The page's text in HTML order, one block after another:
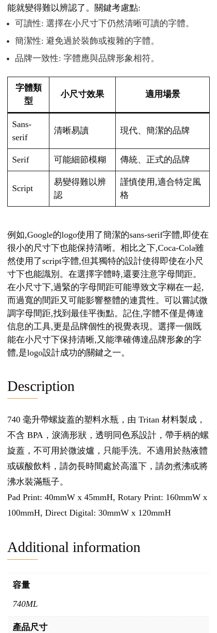
能就變得難以辨認了。關鍵考慮點:
可讀性: 選擇在小尺寸下仍然清晰可讀的字體。
簡潔性: 避免過於裝飾或複雜的字體。
品牌一致性: 字體應與品牌形象相符。
字體類
型
小尺寸效果 適用場景
Sans-
serif
清晰易讀 現代、簡潔的品牌
Serif 可能細節模糊 傳統、正式的品牌
Script
易變得難以辨
認
謹慎使用,適合特定風
格
例如,Google的logo使用了簡潔的sans-serif字體,即使在
很小的尺寸下也能保持清晰。相比之下,Coca-Cola雖
然使用了script字體,但其獨特的設計使得即使在小尺
寸下也能識別。在選擇字體時,還要注意字母間距。
在小尺寸下,過緊的字母間距可能導致文字糊在一起,
而過寬的間距又可能影響整體的連貫性。可以嘗試微
調字母間距,找到最佳平衡點。記住,字體不僅是傳達
信息的工具,更是品牌個性的視覺表現。選擇一個既
能在小尺寸下保持清晰,又能準確傳達品牌形象的字
體,是logo設計成功的關鍵之一。
Description
740 毫升帶螺旋蓋的塑料水瓶，由 Tritan 材料製成，
不含 BPA，淚滴形狀，透明同色系設計，帶手柄的螺
旋蓋，不可用於微波爐，只能手洗。不適用於熱液體
或碳酸飲料，請勿長時間處於高溫下，請勿煮沸或將
沸水裝滿瓶子。
Pad Print: 40mmW x 45mmH, Rotary Print: 160mmW x
100mmH, Direct Digital: 30mmW x 120mmH
Additional information
容量
740ML
產品尺寸